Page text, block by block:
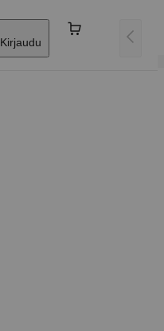
Kirjaudu